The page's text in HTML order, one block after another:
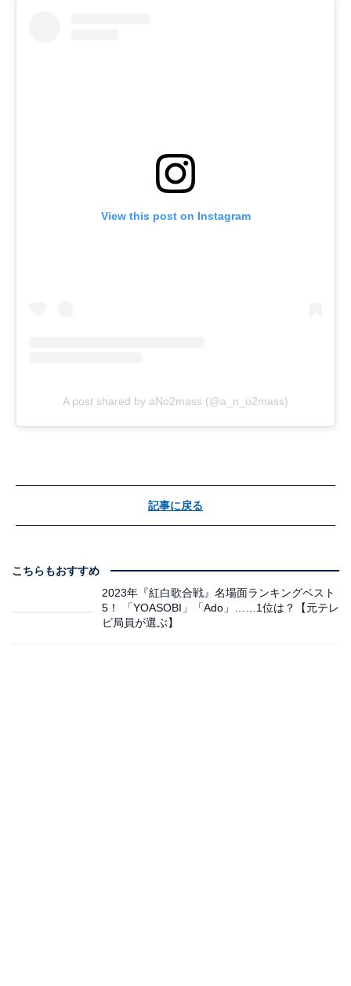
View this post on Instagram
A post shared by aNo2mass (@a_n_o2mass)
記事に戻る
こちらもおすすめ
2023年『紅白歌合戦』名場面ランキングベスト
5！ 「YOASOBI」「Ado」……1位は？【元テレ
ビ局員が選ぶ】